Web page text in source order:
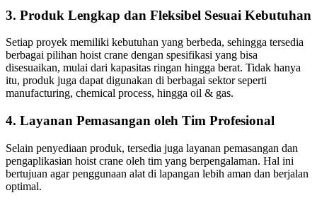
3. Produk Lengkap dan Fleksibel Sesuai Kebutuhan
Setiap proyek memiliki kebutuhan yang berbeda, sehingga tersedia
berbagai pilihan hoist crane dengan spesifikasi yang bisa
disesuaikan, mulai dari kapasitas ringan hingga berat. Tidak hanya
itu, produk juga dapat digunakan di berbagai sektor seperti
manufacturing, chemical process, hingga oil & gas.
4. Layanan Pemasangan oleh Tim Profesional
Selain penyediaan produk, tersedia juga layanan pemasangan dan
pengaplikasian hoist crane oleh tim yang berpengalaman. Hal ini
bertujuan agar penggunaan alat di lapangan lebih aman dan berjalan
optimal.